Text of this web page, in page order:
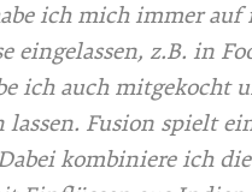
ich mich immer auf
eingelassen, z.B. in
ich auch mitgekocht
Fusion spielt
kombiniere ich